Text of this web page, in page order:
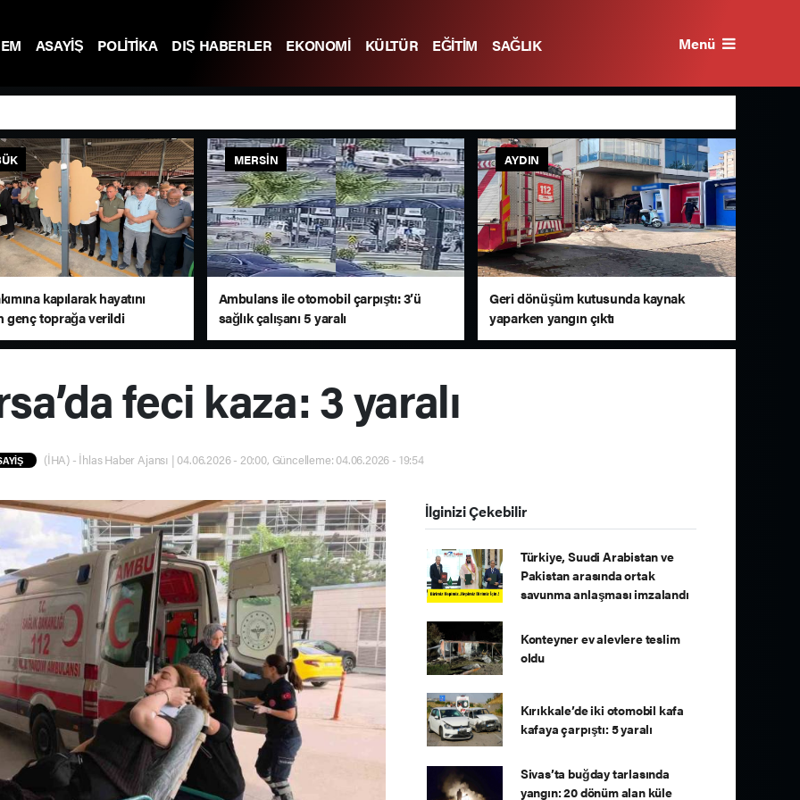
ASAYİŞ POLİTİKA DIŞ HABERLER EKONOMİ KÜLTÜR EĞİTİM SAĞLIK Menü
kapılarak hayatını
genç toprağa verildi
MERSIN
Ambulans ile otomobil çarpıştı: 3’ü
sağlık çalışanı 5 yaralı
AYDIN
Geri dönüşüm kutusunda kaynak
yaparken yangın çıktı
feci kaza: 3 yaralı
(İHA) - İhlas Haber Ajansı | 04.06.2026 - 20:00, Güncelleme: 04.06.2026 - 19:54
İlginizi Çekebilir
Türkiye, Suudi Arabistan ve
Pakistan arasında ortak
savunma anlaşması imzalandı
Konteyner ev alevlere teslim
oldu
Kırıkkale’de iki otomobil kafa
kafaya çarpıştı: 5 yaralı
Sivas’ta buğday tarlasında
yangın: 20 dönüm alan küle